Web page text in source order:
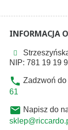
INFORMACJA
NIP: 781 19 19
phone Zadzwoń do
61
email Napisz do